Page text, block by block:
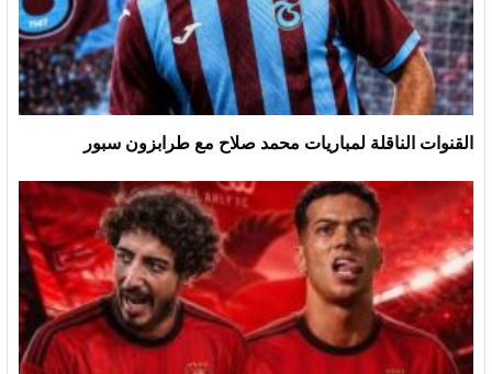
القنوات الناقلة لمباريات محمد صلاح مع طرابزون سبور